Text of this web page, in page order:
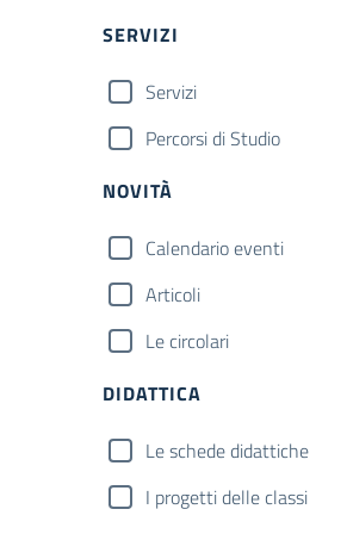
SERVIZI
Servizi
Percorsi di Studio
NOVITÀ
Calendario eventi
Articoli
Le circolari
DIDATTICA
Le schede didattiche
I progetti delle classi